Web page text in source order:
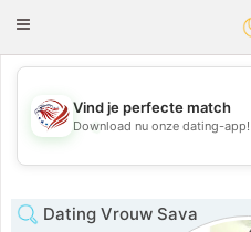
Toggle
💖
💕
Vind je perfecte match
Download nu onze dating-app!
Dating Vrouw Sava